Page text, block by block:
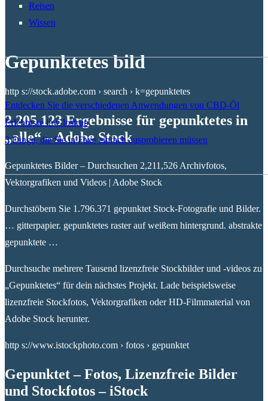
Entdecken Sie die verschiedenen Anwendungen von CBD-Öl
Erlebnisse in Glostrup
3 Dinge, die Sie in Faxe einfach ausprobieren müssen
Reisen
Wissen
Gepunktetes bild
http s://stock.adobe.com › search › k=gepunktetes
2.205.123 Ergebnisse für gepunktetes in
„alle“ – Adobe Stock
Gepunktetes Bilder – Durchsuchen 2,211,526 Archivfotos,
Vektorgrafiken und Videos | Adobe Stock
Durchstöbern Sie 1.796.371 gepunktet Stock-Fotografie und Bilder.
… gitterpapier. gepunktetes raster auf weißem hintergrund. abstrakte
gepunktete …
Durchsuche mehrere Tausend lizenzfreie Stockbilder und -videos zu
„Gepunktetes“ für dein nächstes Projekt. Lade beispielsweise
lizenzfreie Stockfotos, Vektorgrafiken oder HD-Filmmaterial von
Adobe Stock herunter.
http s://www.istockphoto.com › fotos › gepunktet
Gepunktet – Fotos, Lizenzfreie Bilder
und Stockfotos – iStock